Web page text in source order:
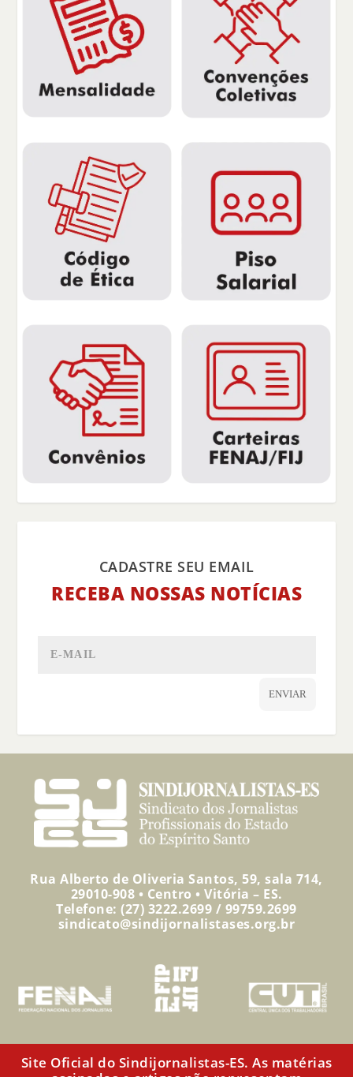
CADASTRE SEU EMAIL
RECEBA NOSSAS NOTÍCIAS
ENVIAR
Rua Alberto de Oliveria Santos, 59, sala 714,
29010-908 • Centro • Vitória – ES.
Telefone: (27) 3222.2699 / 99759.2699
sindicato@sindijornalistases.org.br
Site Oficial do Sindijornalistas-ES. As matérias